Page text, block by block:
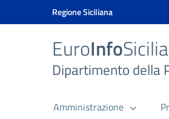
Vai ai contenuti
Vai al menu di navigazione
Vai al banner delle Cookie Policy
Regione Siciliana
EuroInfoSicilia
Dipartimento della
Amministrazione